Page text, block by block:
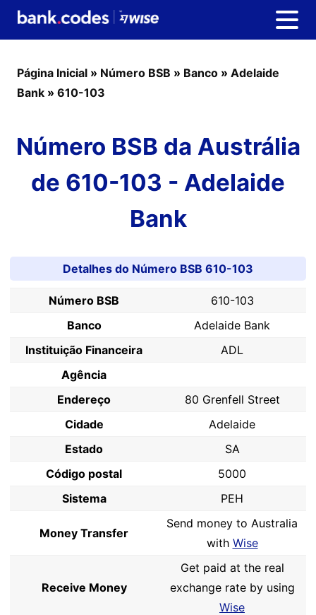
Página Inicial » Número BSB » Banco » Adelaide
Bank » 610-103
Número BSB da Austrália
de 610-103 - Adelaide
Bank
Detalhes do Número BSB 610-103
Número BSB
610-103
Banco
Adelaide Bank
Instituição Financeira
ADL
Agência
Endereço
80 Grenfell Street
Cidade
Adelaide
Estado
SA
Código postal
5000
Sistema
PEH
Money Transfer
Send money to Australia
with Wise
Receive Money
Get paid at the real
exchange rate by using
Wise